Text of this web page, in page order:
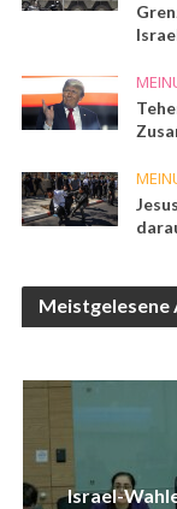
Meistgelesene
Israel-